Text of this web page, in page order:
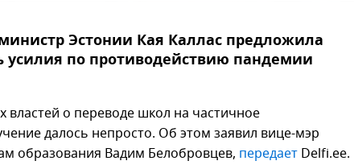
Эстонии Кая Каллас предложила
усилия по противодействию пандемии
властей о переводе школ на частичное
далось непросто. Об этом заявил вице-мэр
образования Вадим Белобровцев, передает Delfi.ee.